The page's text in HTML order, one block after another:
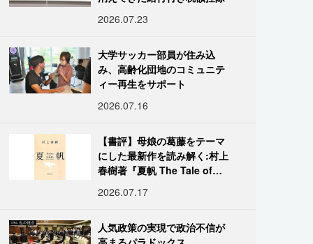
2026.07.23
大学サッカー部員が住み込
み、高齢化団地のコミュニテ
ィー再生をサポート
2026.07.16
【書評】母娘の葛藤をテーマ
にした最新作を読み解く:村上
春樹著『夏帆 The Tale of
2026.07.17
人気政策の実現で政治不信が